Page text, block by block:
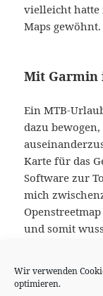
Wir verwenden
optimieren.
vielleicht hatte
Maps gewöhnt.
Mit Garmin
Ein MTB-
dazu
Karte für das
Software zur
mich
und somit
mühsam, aber